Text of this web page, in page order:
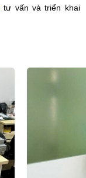
tư vấn và triển khai